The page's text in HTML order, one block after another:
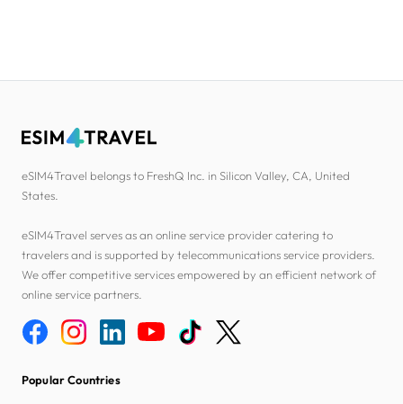
eSIM4Travel belongs to FreshQ Inc. in Silicon Valley, CA, United
States.
eSIM4Travel serves as an online service provider catering to
travelers and is supported by telecommunications service providers.
We offer competitive services empowered by an efficient network of
online service partners.
Popular Countries